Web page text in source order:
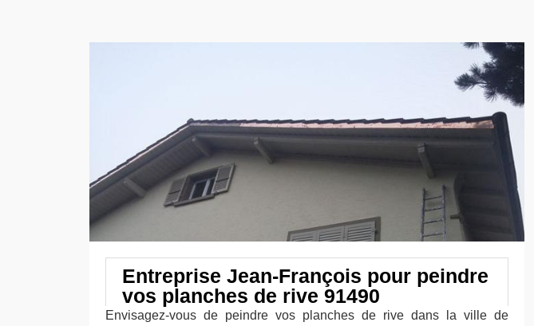
Entreprise Jean-François pour peindre
vos planches de rive 91490
Envisagez-vous de peindre vos planches de rive dans la ville de